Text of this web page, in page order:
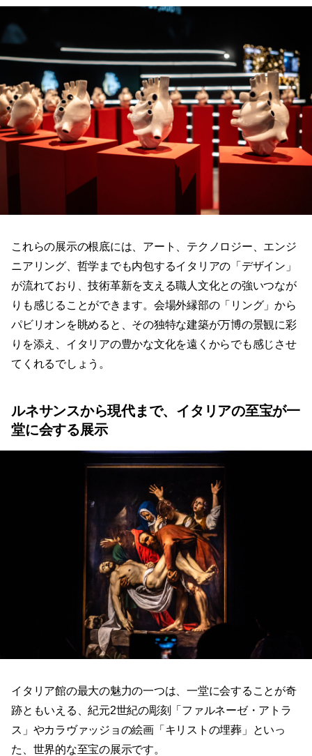
これらの展示の根底には、アート、テクノロジー、エンジ
ニアリング、哲学までも内包するイタリアの「デザイン」
が流れており、技術革新を支える職人文化との強いつなが
りも感じることができます。会場外縁部の「リング」から
パビリオンを眺めると、その独特な建築が万博の景観に彩
りを添え、イタリアの豊かな文化を遠くからでも感じさせ
てくれるでしょう。
ルネサンスから現代まで、イタリアの至宝が一
堂に会する展示
イタリア館の最大の魅力の一つは、一堂に会することが奇
跡ともいえる、紀元2世紀の彫刻「ファルネーゼ・アトラ
ス」やカラヴァッジョの絵画「キリストの埋葬」といっ
た、世界的な至宝の展示です。